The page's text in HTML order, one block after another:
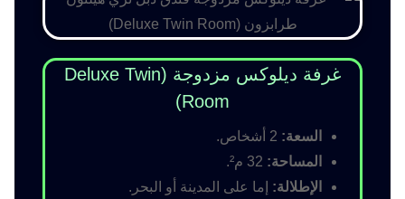
غرفة ديلوكس مزدوجة (Deluxe Twin
Room)
السعة:
المساحة:
الإطلالة: إما على المدينة أو البحر.